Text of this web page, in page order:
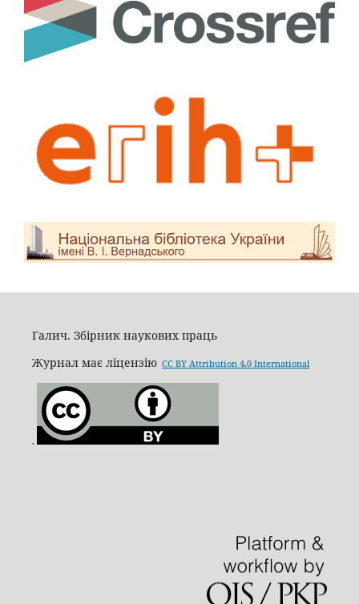
Галич. Збірник наукових праць
Журнал має ліцензію CC BY Attribution 4.0 International
.